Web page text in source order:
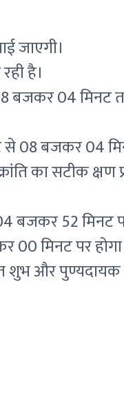
जाएगी।
है।
बजकर 04 मिनट
से 08 बजकर 04
का सटीक क्षण
बजकर 52 मिनट
00 मिनट पर
शुभ और पुण्यदायक